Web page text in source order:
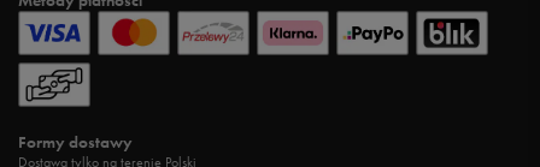
Formy dostawy
Dostawa tylko na terenie Polski